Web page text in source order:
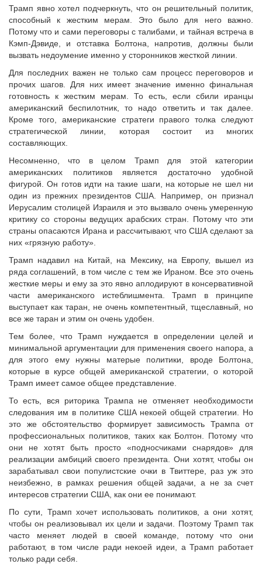
Трамп явно хотел подчеркнуть, что он решительный политик,
способный к жестким мерам. Это было для него важно.
Потому что и сами переговоры с талибами, и тайная встреча в
Кэмп-Дэвиде, и отставка Болтона, напротив, должны были
вызвать недоумение именно у сторонников жесткой линии.
Для последних важен не только сам процесс переговоров и
прочих шагов. Для них имеет значение именно финальная
готовность к жестким мерам. То есть, если сбили иранцы
американский беспилотник, то надо ответить и так далее.
Кроме того, американские стратеги правого толка следуют
стратегической линии, которая состоит из многих
составляющих.
Несомненно, что в целом Трамп для этой категории
американских политиков является достаточно удобной
фигурой. Он готов идти на такие шаги, на которые не шел ни
один из прежних президентов США. Например, он признал
Иерусалим столицей Израиля и это вызвало очень умеренную
критику со стороны ведущих арабских стран. Потому что эти
страны опасаются Ирана и рассчитывают, что США сделают за
них «грязную работу».
Трамп надавил на Китай, на Мексику, на Европу, вышел из
ряда соглашений, в том числе с тем же Ираном. Все это очень
жесткие меры и ему за это явно аплодируют в консервативной
части американского истеблишмента. Трамп в принципе
выступает как таран, не очень компетентный, тщеславный, но
все же таран и этим он очень удобен.
Тем более, что Трамп нуждается в определении целей и
минимальной аргументации для применения своего напора, а
для этого ему нужны матерые политики, вроде Болтона,
которые в курсе общей американской стратегии, о которой
Трамп имеет самое общее представление.
То есть, вся риторика Трампа не отменяет необходимости
следования им в политике США некоей общей стратегии. Но
это же обстоятельство формирует зависимость Трампа от
профессиональных политиков, таких как Болтон. Потому что
они не хотят быть просто «подносчиками снарядов» для
реализации амбиций своего президента. Они хотят, чтобы он
зарабатывал свои популистские очки в Твиттере, раз уж это
неизбежно, в рамках решения общей задачи, а не за счет
интересов стратегии США, как они ее понимают.
По сути, Трамп хочет использовать политиков, а они хотят,
чтобы он реализовывал их цели и задачи. Поэтому Трамп так
часто меняет людей в своей команде, потому что они
работают, в том числе ради некоей идеи, а Трамп работает
только ради себя.